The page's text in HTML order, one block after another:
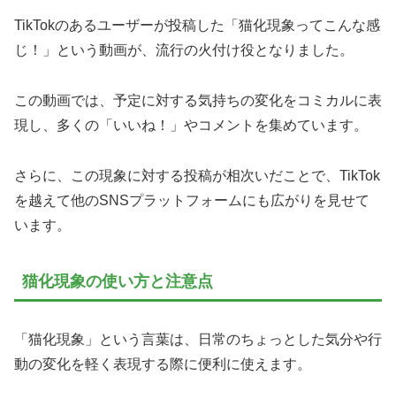
TikTokのあるユーザーが投稿した「猫化現象ってこんな感
じ！」という動画が、流行の火付け役となりました。
この動画では、予定に対する気持ちの変化をコミカルに表
現し、多くの「いいね！」やコメントを集めています。
さらに、この現象に対する投稿が相次いだことで、TikTok
を越えて他のSNSプラットフォームにも広がりを見せて
います。
猫化現象の使い方と注意点
「猫化現象」という言葉は、日常のちょっとした気分や行
動の変化を軽く表現する際に便利に使えます。